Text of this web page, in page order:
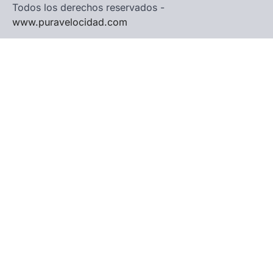
Todos los derechos reservados -
www.puravelocidad.com